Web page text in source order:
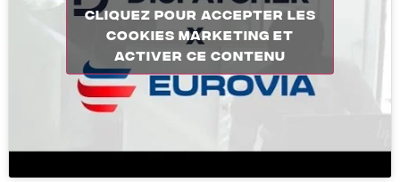
Cliquez pour accepter les
cookies marketing et
activer ce contenu